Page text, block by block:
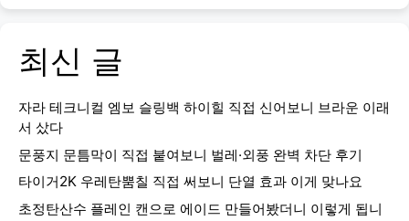
최신 글
자라 테크니컬 엠보 슬링백 하이힐 직접 신어보니 브라운 이래
서 샀다
문풍지 문틈막이 직접 붙여보니 벌레·외풍 완벽 차단 후기
타이거2K 우레탄뿜칠 직접 써보니 단열 효과 이게 맞나요
초정탄산수 플레인 캔으로 에이드 만들어봤더니 이렇게 됩니